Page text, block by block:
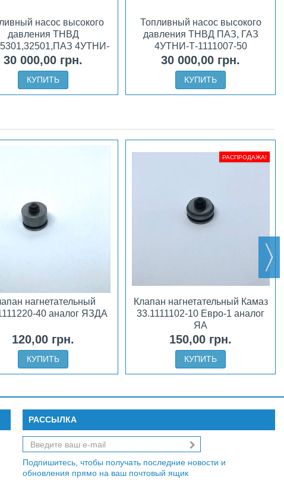
насос высокого
давления ТНВД
4УТНИ-
Т-1111007-20
30 000,00 грн.
КУПИТЬ
Топливный насос высокого
давления ТНВД ПАЗ, ГАЗ
4УТНИ-Т-1111007-50
30 000,00 грн.
КУПИТЬ
нагнетательный
40 аналог ЯЗДА
120,00 грн.
КУПИТЬ
РАСПРОДАЖА!
Клапан нагнетательный Камаз
33.1111102-10 Евро-1 аналог
ЯА
150,00 грн.
КУПИТЬ
РАССЫЛКА
Подпишитесь, чтобы получать последние новости и
обновления прямо на ваш почтовый ящик